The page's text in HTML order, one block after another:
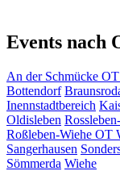
Events nach
An der Schmücke
Bottendorf
Inennstadtbereich
Oldisleben
Roßleben-Wiehe OT
Sangerhausen
Sömmerda Wiehe